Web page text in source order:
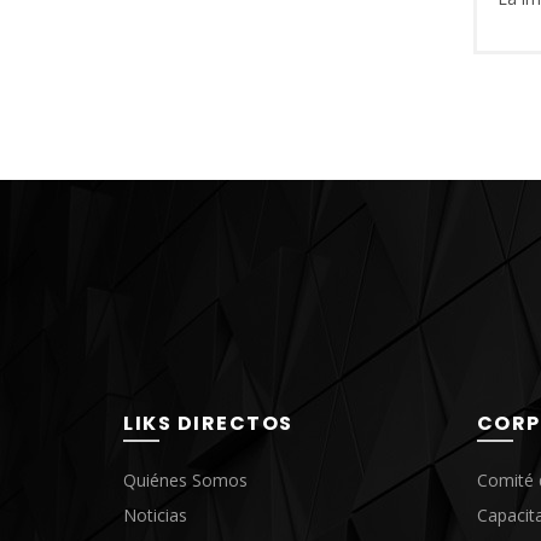
1.-
4.-
el
LIKS DIRECTOS
Quiénes Somos
Noticias
Comité